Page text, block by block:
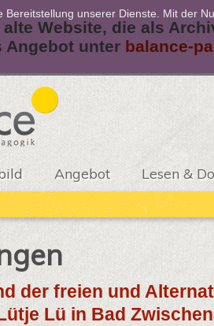
Website, die als
Angebot unter balance-
Angebot Lesen &
der freien und
Lü in Bad
Bereitstellung unserer Dienste. Mit der